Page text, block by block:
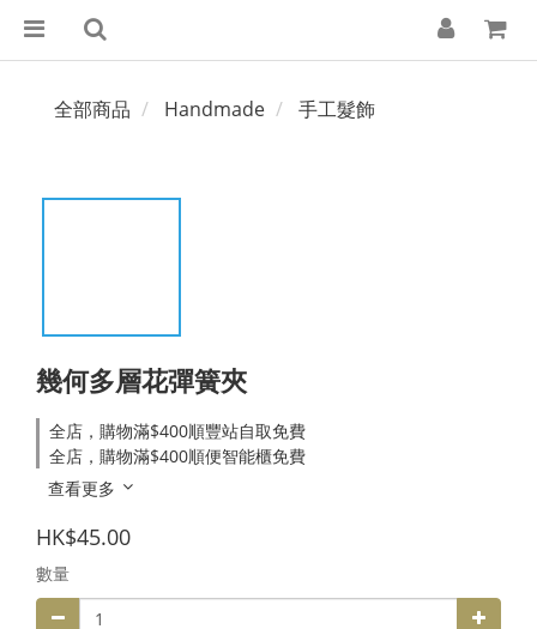
全部商品 Handmade 手工髮飾
幾何多層花彈簧夾
全店，購物滿$400順豐站自取免費
全店，購物滿$400順便智能櫃免費
查看更多
HK$45.00
數量